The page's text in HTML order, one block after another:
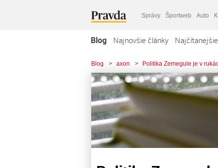
Správy Športweb Auto
Blog Najnovšie články
Blog > axon > Politika Zemegule je v